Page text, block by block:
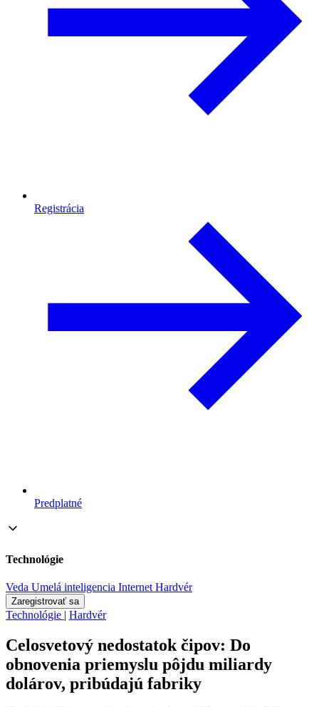
Registrácia
Predplatné
Technológie
Veda Umelá inteligencia Internet Hardvér
Zaregistrovať sa
Technológie | Hardvér
Celosvetový nedostatok čipov: Do
obnovenia priemyslu pôjdu miliardy
dolárov, pribúdajú fabriky